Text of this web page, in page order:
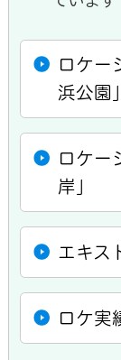
ロケー
浜公園」
ロケー
岸」
エキス
ロケ実